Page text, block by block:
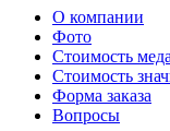
О компании
Фото
Стоимость
Стоимость
Форма заказа
Вопросы